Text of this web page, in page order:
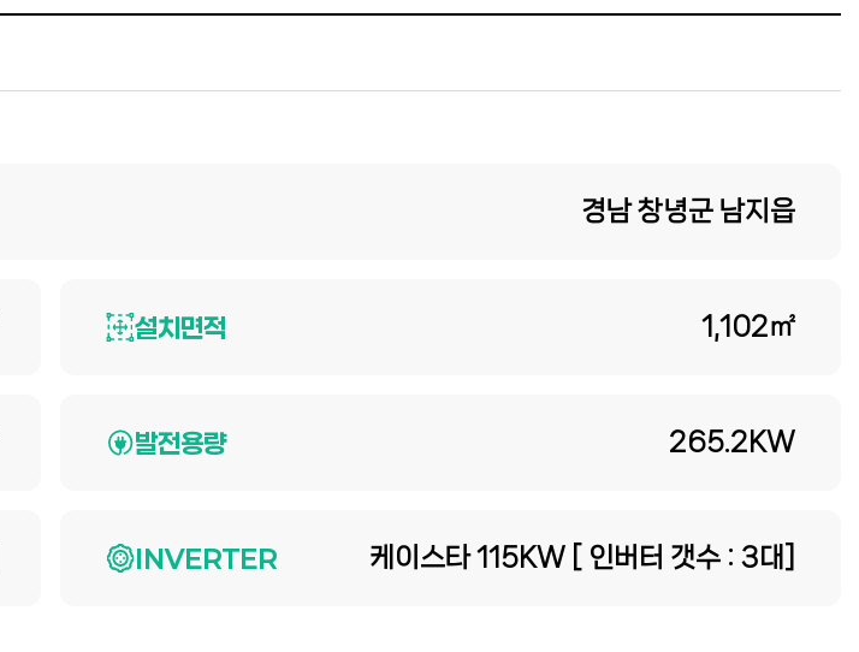
경남 창녕군 남지읍
설치면적 1,102㎡
발전용량 265.2KW
INVERTER 케이스타 115KW [ 인버터 갯수 : 3대]